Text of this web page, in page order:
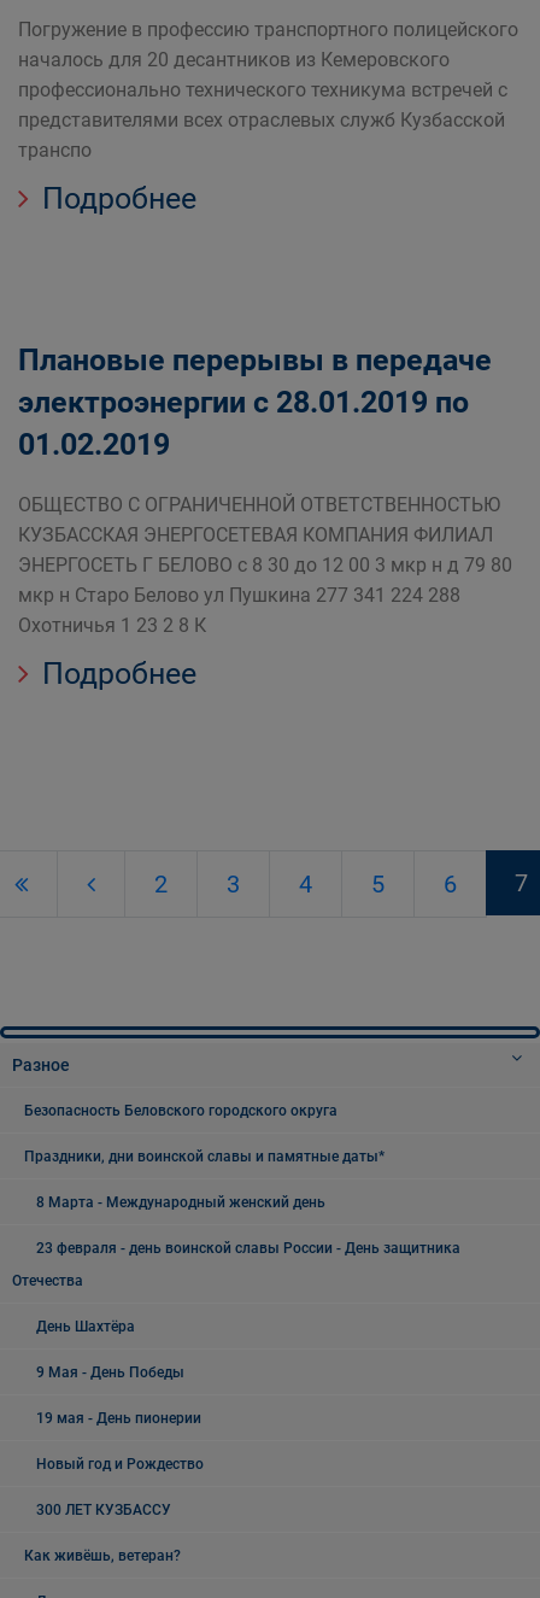
Погружение в профессию транспортного полицейского
началось для 20 десантников из Кемеровского
профессионально технического техникума встречей с
представителями всех отраслевых служб Кузбасской
транспо
Подробнее
Плановые перерывы в передаче
электроэнергии c 28.01.2019 по
01.02.2019
ОБЩЕСТВО С ОГРАНИЧЕННОЙ ОТВЕТСТВЕННОСТЬЮ
КУЗБАССКАЯ ЭНЕРГОСЕТЕВАЯ КОМПАНИЯ ФИЛИАЛ
ЭНЕРГОСЕТЬ Г БЕЛОВО с 8 30 до 12 00 3 мкр н д 79 80
мкр н Старо Белово ул Пушкина 277 341 224 288
Охотничья 1 23 2 8 К
Подробнее
2 3 4 5 6 7
Разное
Безопасность Беловского городского округа
Праздники, дни воинской славы и памятные даты*
8 Марта - Международный женский день
23 февраля - день воинской славы России - День защитника
Отечества
День Шахтёра
9 Мая - День Победы
19 мая - День пионерии
Новый год и Рождество
300 ЛЕТ КУЗБАССУ
Как живёшь, ветеран?